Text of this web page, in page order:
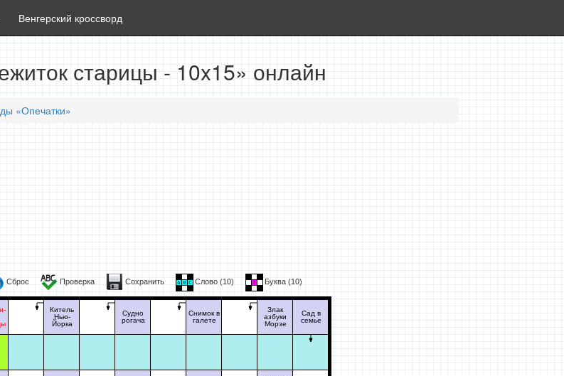
Венгерский кроссворд
старицы - 10x15» онлайн
«Опечатки»
Сброс Проверка Сохранить Слово (10) Буква (10)
Китель
Нью-
Йорка
Судно
рогача
Снимок в
галете
Злак
азбуки
Морзе
Сад в
семье